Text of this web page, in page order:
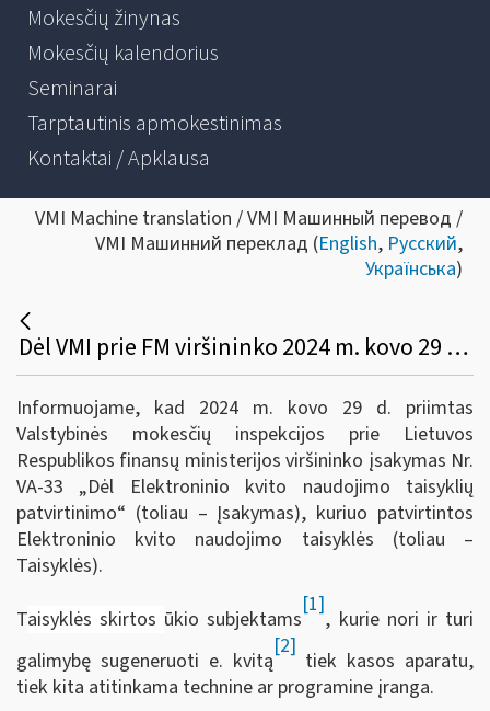
Mokesčių žinynas
Mokesčių kalendorius
Seminarai
Tarptautinis apmokestinimas
Kontaktai / Apklausa
VMI Machine translation / VMI Машинный перевод /
VMI Машинний переклад (English, Русский,
Українська)
Dėl VMI prie FM viršininko 2024 m. kovo 29 d. įsakymo Nr. VA-33
Informuojame, kad 2024 m. kovo 29 d. priimtas
Valstybinės mokesčių inspekcijos prie Lietuvos
Respublikos finansų ministerijos viršininko įsakymas Nr.
VA-33 „Dėl Elektroninio kvito naudojimo taisyklių
patvirtinimo“ (toliau – Įsakymas), kuriuo patvirtintos
Elektroninio kvito naudojimo taisyklės (toliau –
Taisyklės).
Taisyklės skirtos ūkio subjektams
[1]
, kurie nori ir turi
galimybę sugeneruoti e. kvitą
[2]
tiek kasos aparatu,
tiek kita atitinkama technine ar programine įranga.